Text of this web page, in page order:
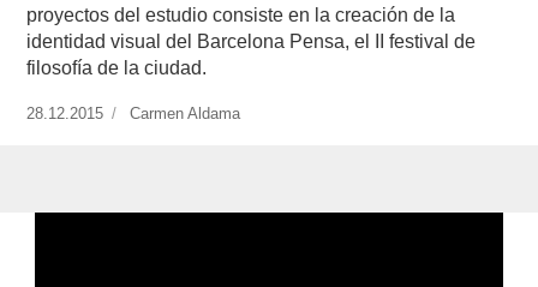
proyectos del estudio consiste en la creación de la
identidad visual del Barcelona Pensa, el II festival de
filosofía de la ciudad.
Publicado
28.12.2015
https://www.experimenta.es/author/carmen-
Carmen Aldama